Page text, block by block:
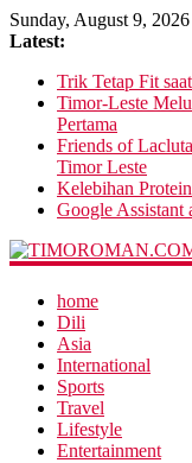
Sunday, August 9, 2026
Latest:
Trik Tetap Fit
Timor-Leste
Pertama
Friends of
Timor Leste
Kelebihan
Google Assistant
home
Dili
Asia
International
Sports
Travel
Lifestyle
Entertainment